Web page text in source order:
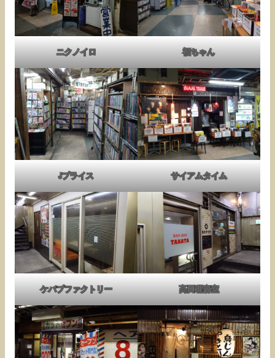
ニクノイロ 福ちゃん
Jプライス サイアムタイム
ケバブファクトリー 高田理容室